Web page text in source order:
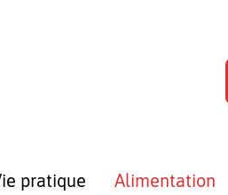
pratique Alimentation